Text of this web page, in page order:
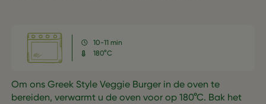
10-11 min
180°C
Om ons Greek Style Veggie Burger in de oven te
bereiden, verwarmt u de oven voor op 180°C. Bak het